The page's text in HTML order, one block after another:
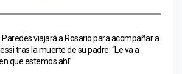
Paredes viajará a Rosario para acompañar a
tras la muerte de su padre: “Le va a
que estemos ahí”